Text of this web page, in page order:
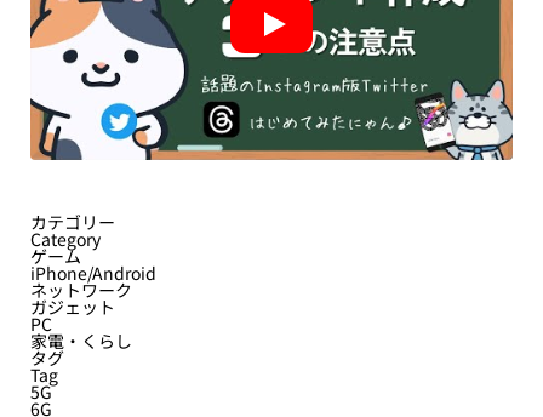
カテゴリー
Category
ゲーム
iPhone/Android
ネットワーク
ガジェット
PC
家電・くらし
タグ
Tag
5G
6G